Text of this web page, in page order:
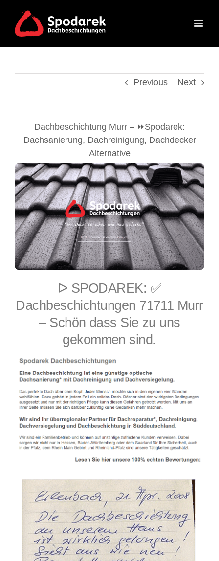
content
Previous Next
Dachbeschichtung Murr – ⏩Spodarek:
Dachsanierung, Dachreinigung, Dachdecker
Alternative
ᐅ SPODAREK: ✅
Dachbeschichtungen 71711 Murr
– Schön dass Sie zu uns
gekommen sind.